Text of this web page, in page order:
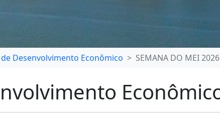
Desenvolvimento Econômico SEMANA DO MEI 2026